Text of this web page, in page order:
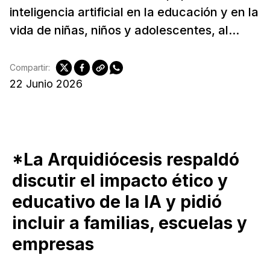
inteligencia artificial en la educación y en la
vida de niñas, niños y adolescentes, al...
22 Junio 2026
Compartir:
*La Arquidiócesis respaldó
discutir el impacto ético y
educativo de la IA y pidió
incluir a familias, escuelas y
empresas